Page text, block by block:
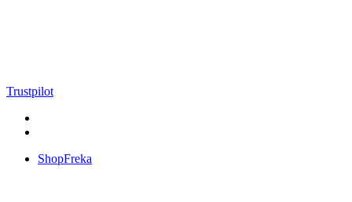
Trustpilot
ShopFreka